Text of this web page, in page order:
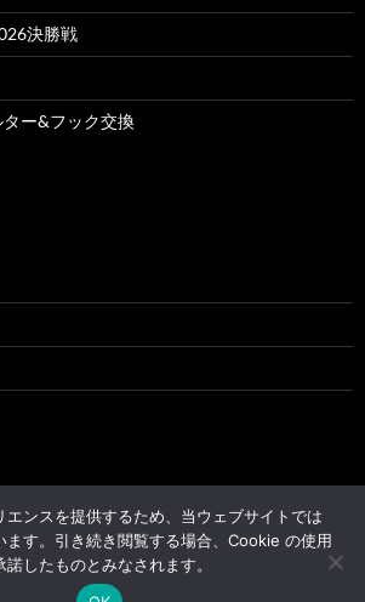
決勝戦
ー&フック交換
All rights reserved.
エンスを提供するため、当ウェブサイトでは
す。引き続き閲覧する場合、Cookie の使用
諾したものとみなされます。